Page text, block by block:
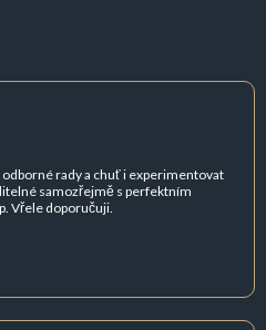
rady a chuť i experimentovat
samozřejmě s perfektním
Vřele doporučuji.